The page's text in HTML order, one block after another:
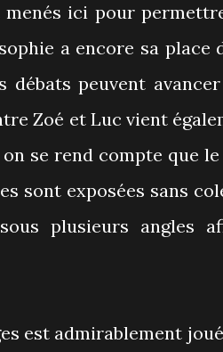
ici pour
a encore sa place
débats peuvent
Zoé et Luc vient
se rend compte que
sont exposées sans
plusieurs angles
est admirablement